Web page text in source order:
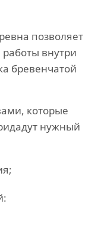
позволяет
внутри
бревенчатой
которые
нужный